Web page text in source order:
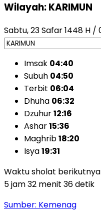
Wilayah: KARIMUN
Sabtu, 23 Safar 1448 H /
Imsak 04:40
Subuh 04:50
Terbit 06:04
Dhuha 06:32
Dzuhur12:16
Ashar15:36
Maghrib18:20
Isya19:31
Waktu sholat
5 jam 32 menit 34 detik
Sumber: Kemenag